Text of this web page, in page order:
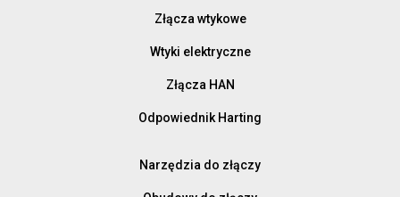
Złącza wtykowe
Wtyki elektryczne
Złącza HAN
Odpowiednik Harting
Narzędzia do złączy